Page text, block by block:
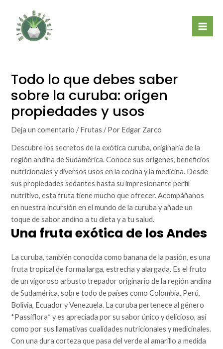
contenido
Todo lo que debes saber
sobre la curuba: origen
propiedades y usos
Deja un comentario /Frutas / Por Edgar Zarco
Descubre los secretos de la exótica curuba, originaria de la
región andina de Sudamérica. Conoce sus orígenes, beneficios
nutricionales y diversos usos en la cocina y la medicina. Desde
sus propiedades sedantes hasta su impresionante perfil
nutritivo, esta fruta tiene mucho que ofrecer. Acompáñanos
en nuestra incursión en el mundo de la curuba y añade un
toque de sabor andino a tu dieta y a tu salud.
Una fruta exótica de los Andes
La curuba, también conocida como banana de la pasión, es una
fruta tropical de forma larga, estrecha y alargada. Es el fruto
de un vigoroso arbusto trepador originario de la región andina
de Sudamérica, sobre todo de países como Colombia, Perú,
Bolivia, Ecuador y Venezuela. La curuba pertenece al género
*Passiflora* y es apreciada por su sabor único y delicioso, así
como por sus llamativas cualidades nutricionales y medicinales.
Con una dura corteza que pasa del verde al amarillo a medida